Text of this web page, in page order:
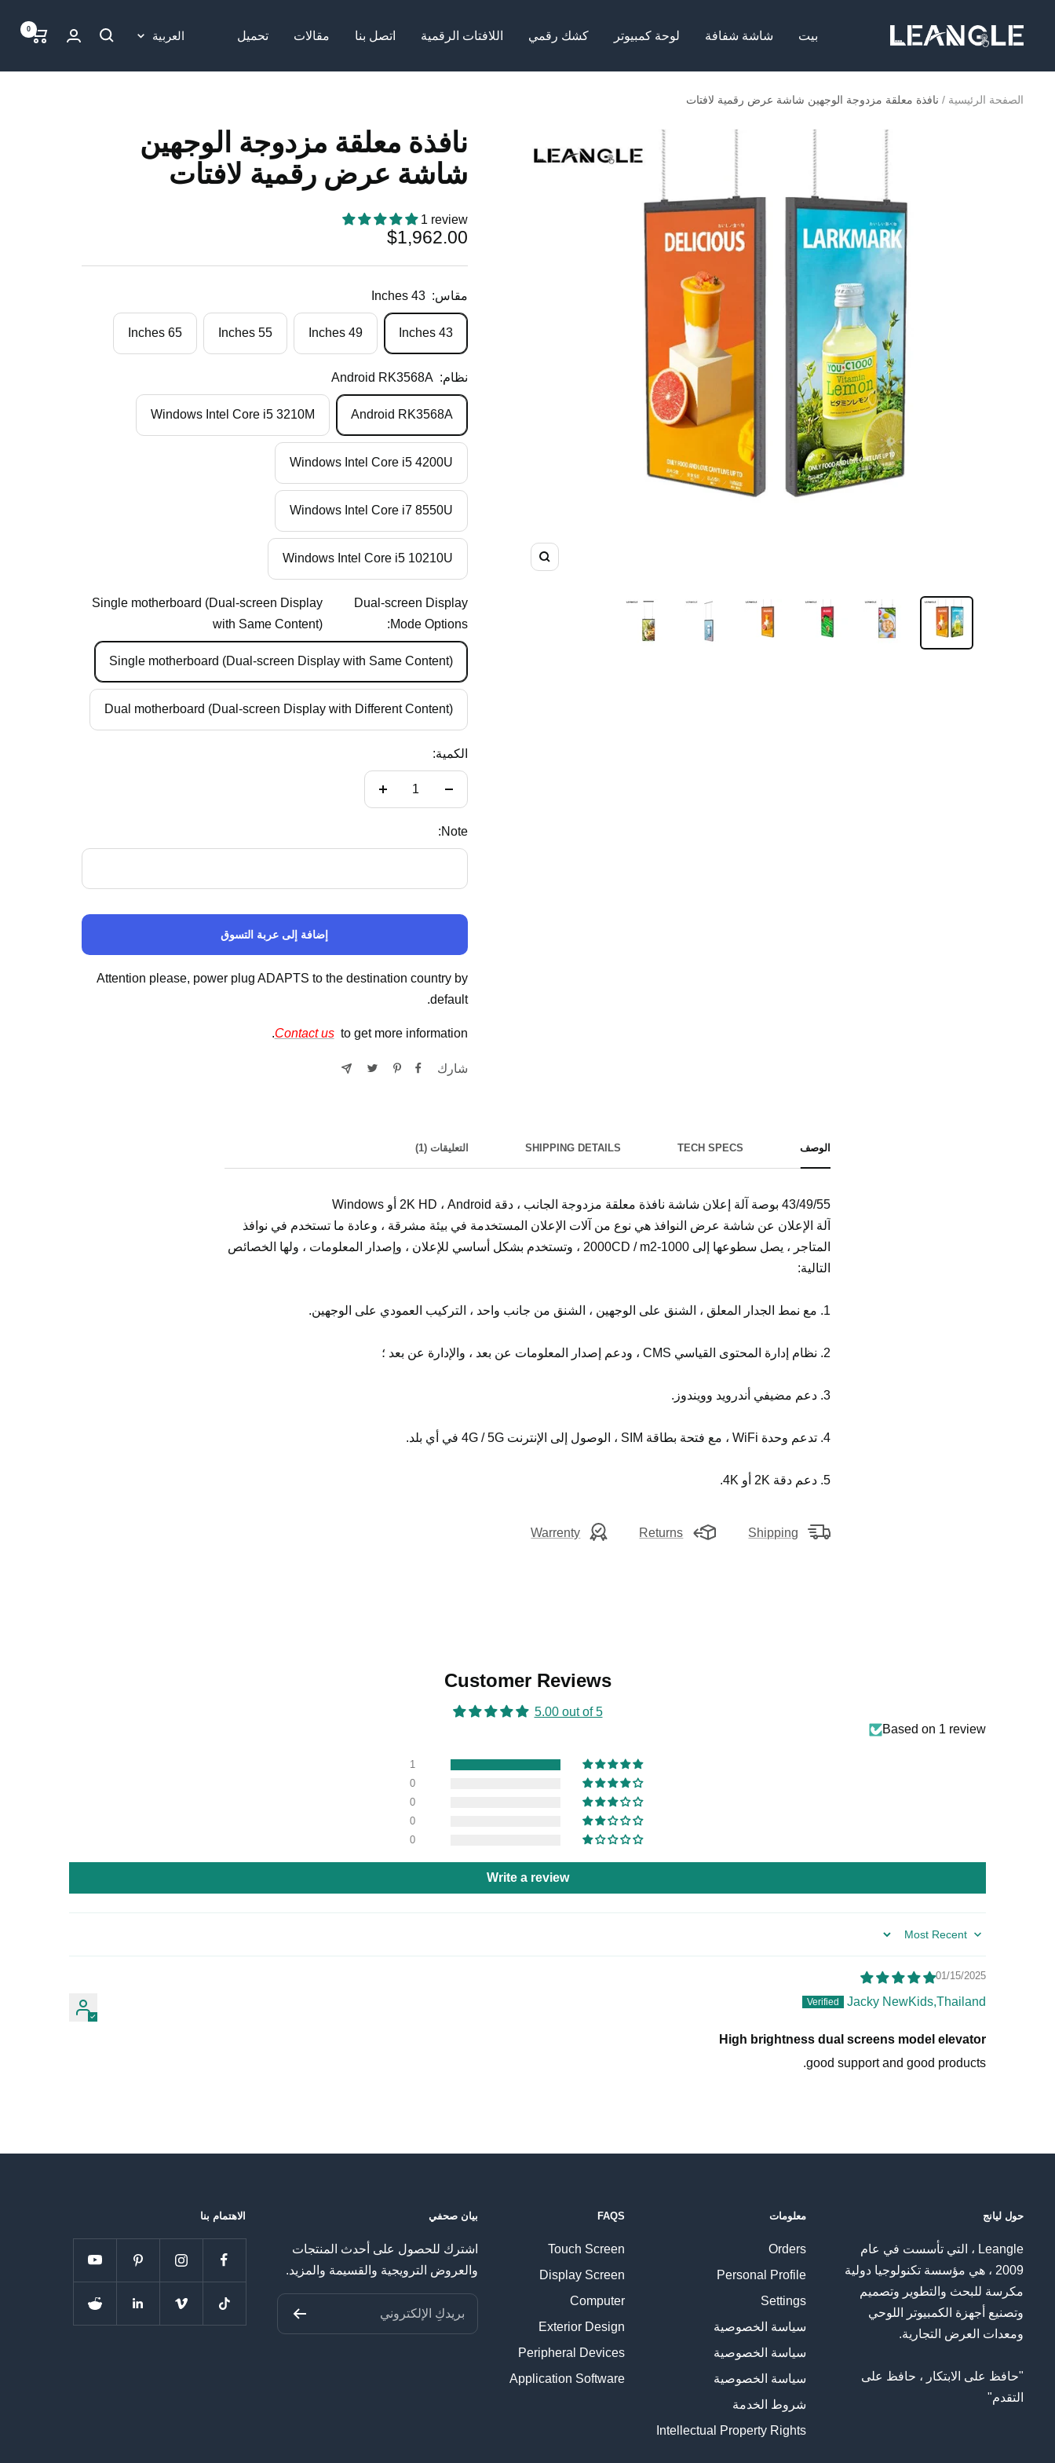
بيت شاشة شفافة لوحة كمبيوتر كشك رقمي اللافتات الرقمية اتصل بنا مقالات تحميل
LGPC
لغة
العربية 0
الصفحة الرئيسية نافذة معلقة مزدوجة الوجهين شاشة عرض رقمية لافتات
تكبير
نافذة معلقة مزدوجة الوجهين
شاشة عرض رقمية لافتات
1 review
السعر
المخفَّض
$1,962.00
مقاس: 43 Inches
43 Inches
49 Inches
55 Inches
65 Inches
نظام: Android RK3568A
Android RK3568A
Windows Intel Core i5 3210M
Windows Intel Core i5 4200U
Windows Intel Core i7 8550U
Windows Intel Core i5 10210U
Dual-screen Display
Mode Options:
Single motherboard (Dual-screen Display
with Same Content)
Single motherboard (Dual-screen Display with Same Content)
Dual motherboard (Dual-screen Display with Different Content)
الكمية:
Note:
إضافة إلى عربة التسوق
Attention please, power plug ADAPTS to the destination country by
default.
Contact usto get more information.
شارك
الوصف TECH SPECS
SHIPPING DETAILS التعليقات (1)
43/49/55 بوصة آلة إعلان شاشة نافذة معلقة مزدوجة الجانب ، دقة 2K HD ، Android أو Windows
آلة الإعلان عن شاشة عرض النوافذ هي نوع من آلات الإعلان المستخدمة في بيئة مشرقة ، وعادة ما تستخدم في نوافذ
المتاجر ، يصل سطوعها إلى 1000-2000CD / m2 ، وتستخدم بشكل أساسي للإعلان ، وإصدار المعلومات ، ولها الخصائص
التالية:
1. مع نمط الجدار المعلق ، الشنق على الوجهين ، الشنق من جانب واحد ، التركيب العمودي على الوجهين.
2. نظام إدارة المحتوى القياسي CMS ، ودعم إصدار المعلومات عن بعد ، والإدارة عن بعد ؛
3. دعم مضيفي أندرويد وويندوز.
4. تدعم وحدة WiFi ، مع فتحة بطاقة SIM ، الوصول إلى الإنترنت 4G / 5G في أي بلد.
5. دعم دقة 2K أو 4K.
Shipping
Returns
Warrenty
Customer Reviews
5.00 out of 5
Based on 1 review
1
0
0
0
0
Write a review
Sort by
01/15/2025
Jacky NewKids,Thailand
High brightness dual screens model elevator
good support and good products.
حول ليانج
Leangle ، التي تأسست في عام
2009 ، هي مؤسسة تكنولوجيا دولية
مكرسة للبحث والتطوير وتصميم
وتصنيع أجهزة الكمبيوتر اللوحي
ومعدات العرض التجارية.
"حافظ على الابتكار ، حافظ على
التقدم"
معلومات
Orders
Personal Profile
Settings
سياسة الخصوصية
سياسة الخصوصية
سياسة الخصوصية
شروط الخدمة
Intellectual Property Rights
FAQS
Touch Screen
Display Screen
Computer
Exterior Design
Peripheral Devices
Application Software
بيان صحفي
اشترك للحصول على أحدث المنتجات
والعروض الترويجية والقسيمة والمزيد.
بريدكِ الإلكتروني
الاهتمام بنا